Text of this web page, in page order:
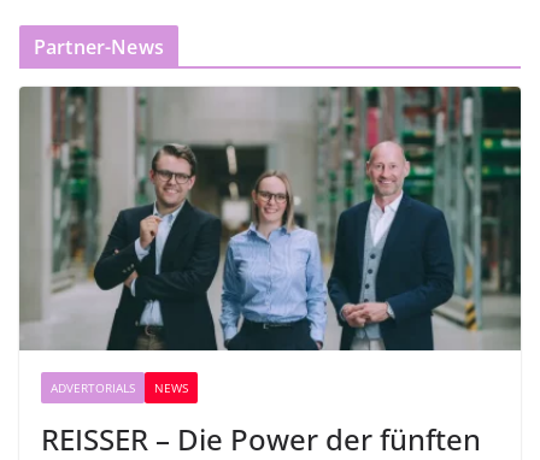
Partner-News
ADVERTORIALS NEWS
REISSER – Die Power der fünften